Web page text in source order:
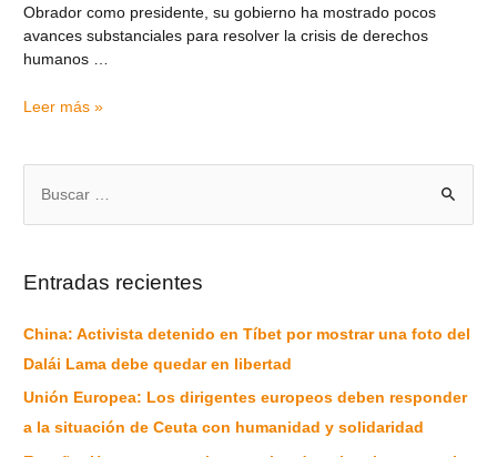
Obrador como presidente, su gobierno ha mostrado pocos
avances substanciales para resolver la crisis de derechos
humanos …
Leer más »
Entradas recientes
China: Activista detenido en Tíbet por mostrar una foto del
Dalái Lama debe quedar en libertad
Unión Europea: Los dirigentes europeos deben responder
a la situación de Ceuta con humanidad y solidaridad